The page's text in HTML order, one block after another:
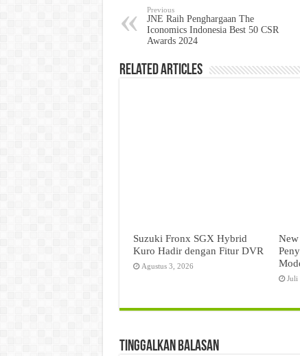
Previous
JNE Raih Penghargaan The
Iconomics Indonesia Best 50 CSR
Awards 2024
Related Articles
Suzuki Fronx SGX Hybrid
Kuro Hadir dengan Fitur DVR
Agustus 3, 2026
Juli
Tinggalkan Balasan